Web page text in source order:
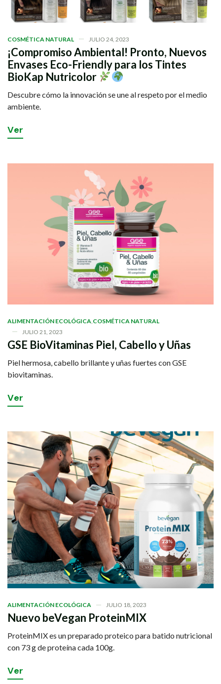
COSMÉTICA NATURAL JULIO 24, 2023
¡Compromiso Ambiental! Pronto, Nuevos
Envases Eco-Friendly para los Tintes
BioKap Nutricolor
Descubre cómo la innovación se une al respeto por el medio
ambiente.
Ver
ALIMENTACIÓN ECOLÓGICA COSMÉTICA NATURAL
JULIO 21, 2023
GSE BioVitaminas Piel, Cabello y Uñas
Piel hermosa, cabello brillante y uñas fuertes con GSE
biovitaminas.
Ver
ALIMENTACIÓN ECOLÓGICA JULIO 18, 2023
Nuevo beVegan ProteinMIX
ProteinMIX es un preparado proteico para batido nutricional
con 73 g de proteína cada 100g.
Ver